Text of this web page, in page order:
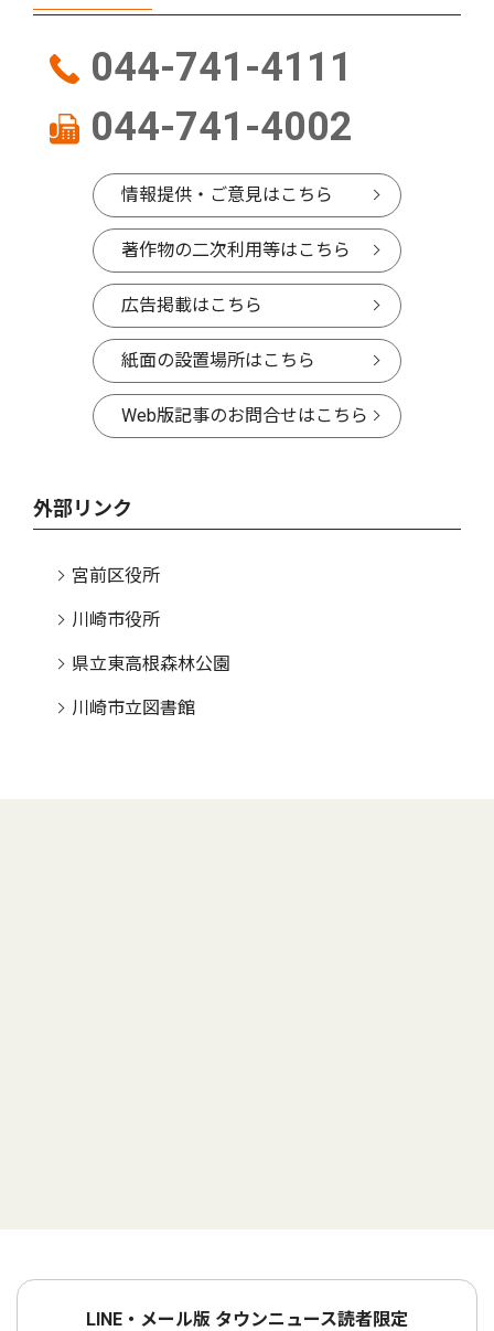
044-741-4111
044-741-4002
情報提供・ご意見はこちら
著作物の二次利用等はこちら
広告掲載はこちら
紙面の設置場所はこちら
Web版記事のお問合せはこちら
外部リンク
宮前区役所
川崎市役所
県立東高根森林公園
川崎市立図書館
LINE・メール版 タウンニュース読者限定